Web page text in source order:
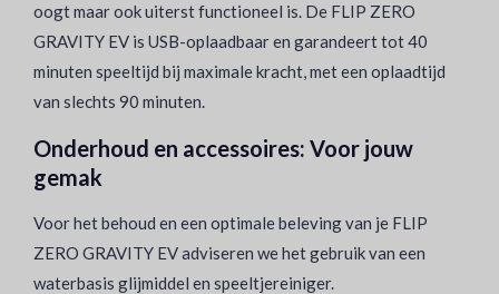
oogt maar ook uiterst functioneel is. De FLIP ZERO
GRAVITY EV is USB-oplaadbaar en garandeert tot 40
minuten speeltijd bij maximale kracht, met een oplaadtijd
van slechts 90 minuten.
Onderhoud en accessoires: Voor jouw
gemak
Voor het behoud en een optimale beleving van je FLIP
ZERO GRAVITY EV adviseren we het gebruik van een
waterbasis glijmiddel en speeltjereiniger.